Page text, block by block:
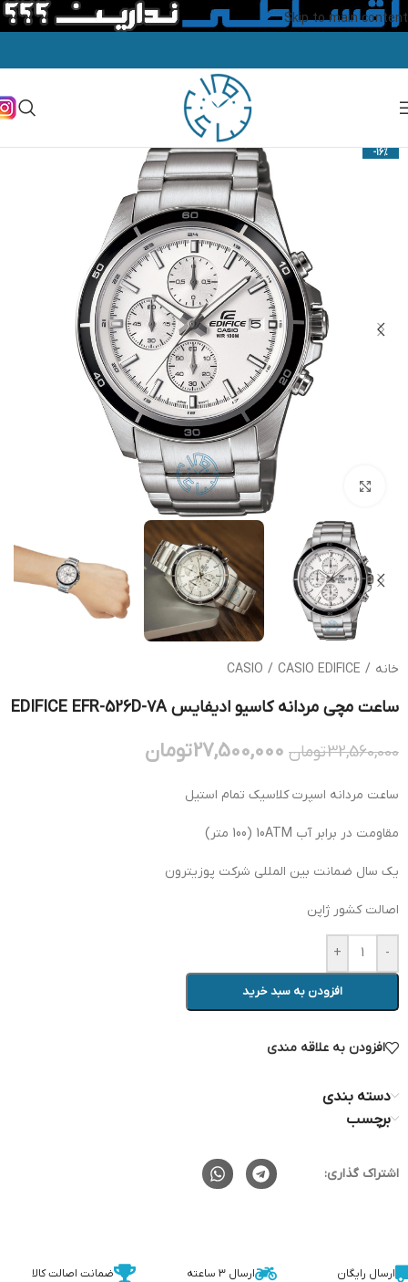
Skip to main content
-16%
بزرگنمایی تصویر
خانه /
CASIO / CASIO EDIFICE
ساعت مچی مردانه کاسیو ادیفایس EDIFICE EFR-526D-7A
32,560,000تومان 27,500,000تومان
ساعت مردانه اسپرت کلاسیک تمام استیل
مقاومت در برابر آب 10ATM (100 متر)
یک سال ضمانت بین المللی شرکت پوزیترون
اصالت کشور ژاپن
-
+
افزودن به سبد خرید
افزودن به علاقه مندی
دسته بندی
برچسب
اشتراک گذاری:
ارسال رایگان ارسال 3 ساعته ضمانت اصالت کالا